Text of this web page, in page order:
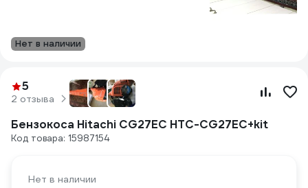
Нет в наличии
5
2 отзыва
Бензокоса Hitachi CG27EC HTC-CG27EC+kit
Код товара: 15987154
Нет в наличии